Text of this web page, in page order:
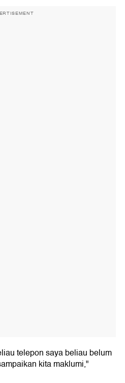
telepon saya beliau belum
kita maklumi,"